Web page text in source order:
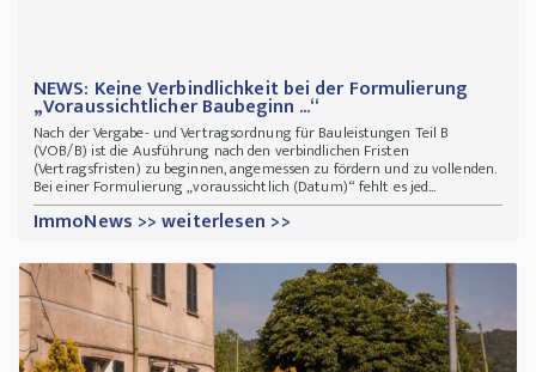
NEWS: Keine Verbindlichkeit bei der Formulierung
„Voraussichtlicher Baubeginn ...“
Nach der Vergabe- und Vertragsordnung für Bauleistungen Teil B
(VOB/B) ist die Ausführung nach den verbindlichen Fristen
(Vertragsfristen) zu beginnen, angemessen zu fördern und zu vollenden.
Bei einer Formulierung „voraussichtlich (Datum)“ fehlt es jed...
ImmoNews >> weiterlesen >>